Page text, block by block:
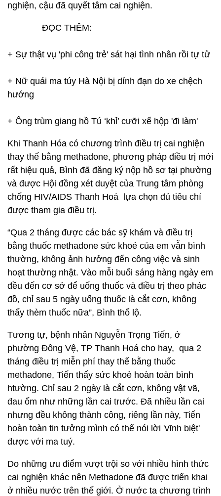
nghiện, cậu đã quyết tâm cai nghiện.
ĐỌC THÊM:
+ Sự thật vụ 'phi công trẻ' sát hại tình nhân rồi tự tử
+ Nữ quái ma túy Hà Nội bị dính đạn do xe chệch
hướng
+ Ông trùm giang hồ Tú ‘khỉ’ cưỡi xế hộp 'đi làm'
Khi Thanh Hóa có chương trình điều trị cai nghiện
thay thế bằng methadone, phương pháp điều trị mới
rất hiệu quả, Bình đã đăng ký nộp hồ sơ tại phường
và được Hội đồng xét duyệt của Trung tâm phòng
chống HIV/AIDS Thanh Hoá lựa chọn đủ tiêu chí
được tham gia điều trị.
“Qua 2 tháng được các bác sỹ khám và điều trị
bằng thuốc methadone sức khoẻ của em vẫn bình
thường, không ảnh hưởng đến công việc và sinh
hoạt thường nhật. Vào mỗi buổi sáng hàng ngày em
đều đến cơ sở để uống thuốc và điều trị theo phác
đồ, chỉ sau 5 ngày uống thuốc là cắt cơn, không
thấy thèm thuốc nữa”, Bình thổ lộ.
Tương tự, bệnh nhân Nguyễn Trọng Tiến, ở
phường Đông Vệ, TP Thanh Hoá cho hay, qua 2
tháng điều trị miễn phí thay thế bằng thuốc
methadone, Tiến thấy sức khoẻ hoàn toàn bình
htường. Chỉ sau 2 ngày là cắt cơn, không vật vã,
đau ốm như những lần cai trước. Đã nhiều lần cai
nhưng đều không thành công, riêng lần này, Tiến
hoàn toàn tin tưởng mình có thể nói lời 'vĩnh biệt'
được với ma tuý.
Do những ưu điểm vượt trội so với nhiều hình thức
cai nghiện khác nên Methadone đã được triển khai
ở nhiều nước trên thế giới. Ở nước ta chương trình